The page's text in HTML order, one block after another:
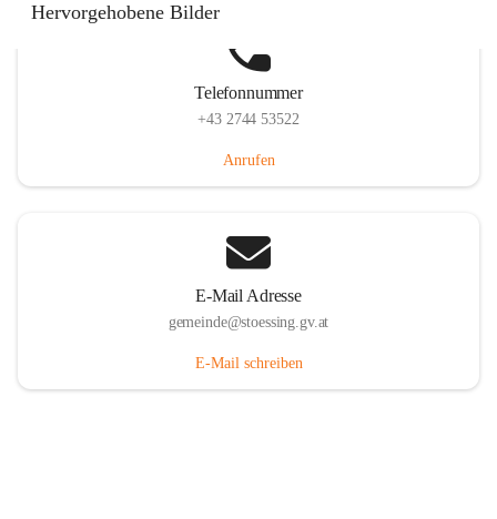
Hervorgehobene Bilder
Telefonnummer
+43 2744 53522
Anrufen
E-Mail Adresse
gemeinde@stoessing.gv.at
E-Mail schreiben